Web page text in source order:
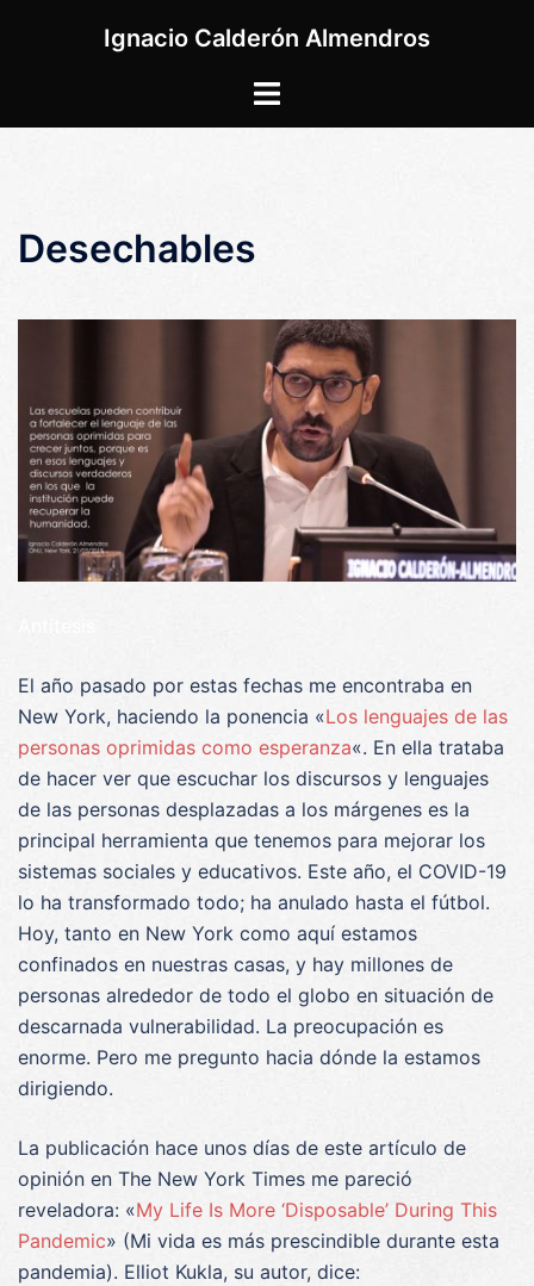
Ignacio Calderón Almendros
Alternar
Desechables
El año pasado por estas fechas me encontraba en
New York, haciendo la ponencia «Los lenguajes de las
personas oprimidas como esperanza«. En ella trataba
de hacer ver que escuchar los discursos y lenguajes
de las personas desplazadas a los márgenes es la
principal herramienta que tenemos para mejorar los
sistemas sociales y educativos. Este año, el COVID-19
lo ha transformado todo; ha anulado hasta el fútbol.
Hoy, tanto en New York como aquí estamos
confinados en nuestras casas, y hay millones de
personas alrededor de todo el globo en situación de
descarnada vulnerabilidad. La preocupación es
enorme. Pero me pregunto hacia dónde la estamos
dirigiendo.
La publicación hace unos días de este artículo de
opinión en The New York Times me pareció
reveladora: «My Life Is More ‘Disposable’ During This
Pandemic» (Mi vida es más prescindible durante esta
pandemia). Elliot Kukla, su autor, dice: